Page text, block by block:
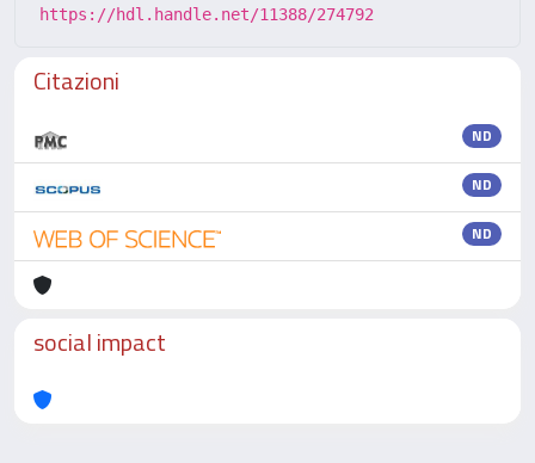
https://hdl.handle.net/11388/274792
Citazioni
ND
ND
ND
social impact